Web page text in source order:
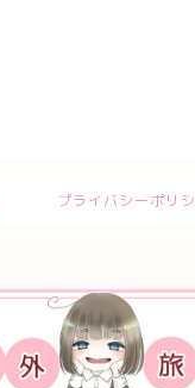
プライバシーポリ